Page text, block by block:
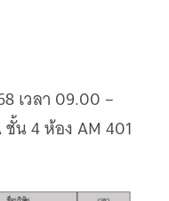
เวลา 09.00 –
น 4 ห้อง AM 401